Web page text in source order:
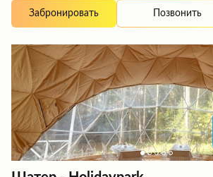
доброжелательность персонала,
доступные цены. Особенно
летние вечера. В целом, заведение
впечатления, радуя гостей вкусной
уровнем обслуживания.
Забронировать Позвонить